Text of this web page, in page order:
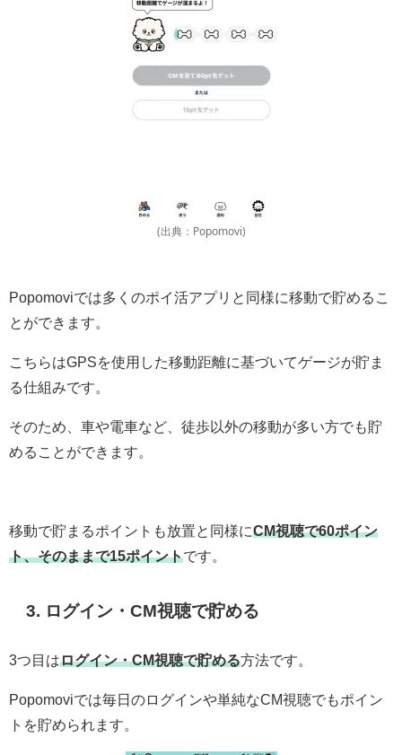
(出典：Popomovi)
Popomoviでは多くのポイ活アプリと同様に移動で貯めるこ
とができます。
こちらはGPSを使用した移動距離に基づいてゲージが貯ま
る仕組みです。
そのため、車や電車など、徒歩以外の移動が多い方でも貯
めることができます。
移動で貯まるポイントも放置と同様にCM視聴で60ポイン
ト、そのままで15ポイントです。
3. ログイン・CM視聴で貯める
3つ目はログイン・CM視聴で貯める方法です。
Popomoviでは毎日のログインや単純なCM視聴でもポイン
トを貯められます。